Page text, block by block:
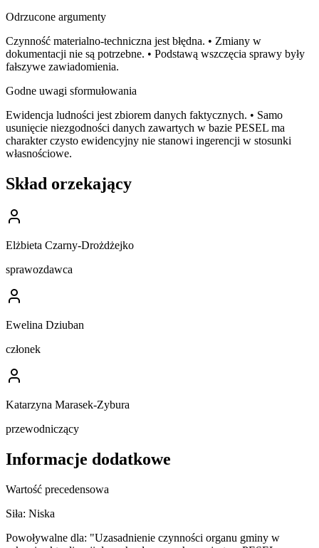
Odrzucone argumenty
Czynność materialno-techniczna jest błędna. • Zmiany w
dokumentacji nie są potrzebne. • Podstawą wszczęcia sprawy były
fałszywe zawiadomienia.
Godne uwagi sformułowania
Ewidencja ludności jest zbiorem danych faktycznych. • Samo
usunięcie niezgodności danych zawartych w bazie PESEL ma
charakter czysto ewidencyjny nie stanowi ingerencji w stosunki
własnościowe.
Skład orzekający
Elżbieta Czarny-Drożdżejko
sprawozdawca
Ewelina Dziuban
członek
Katarzyna Marasek-Zybura
przewodniczący
Informacje dodatkowe
Wartość precedensowa
Siła: Niska
Powoływalne dla: "Uzasadnienie czynności organu gminy w